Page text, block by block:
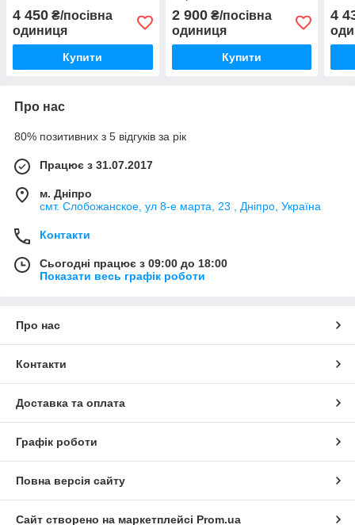
4 450 ₴/посівна
одиниця
Купити
2 900₴/посівна
одиниця
Купити
4
Про нас
80% позитивних з 5 відгуків за рік
Працює з 31.07.2017
м. Дніпро
смт. Слобожанское, ул 8-е марта, 23 , Дніпро, Україна
Контакти
Сьогодні працює з 09:00 до 18:00
Показати весь графік роботи
Про нас
Контакти
Доставка та оплата
Графік роботи
Повна версія сайту
Сайт створено на маркетплейсі Prom.ua